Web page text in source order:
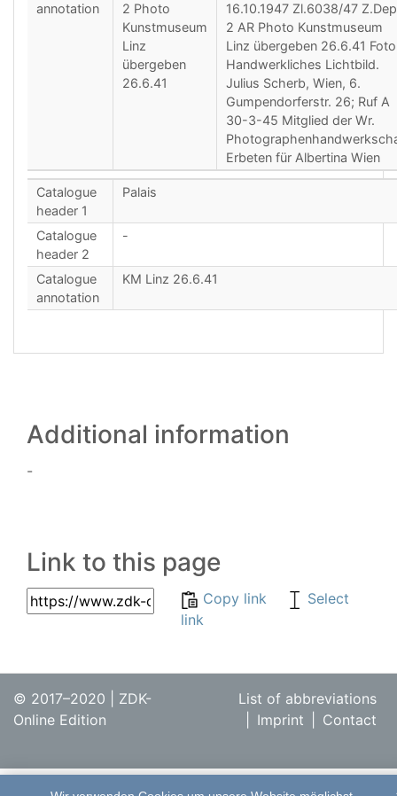
annotation
2 Photo
Kunstmuseum
Linz
übergeben
26.6.41
16.10.1947 Zl.6038/47
2 AR Photo Kunstmuseum
Linz übergeben 26.6.41
Handwerkliches Lichtbild.
Julius Scherb, Wien, 6.
Gumpendorferstr. 26; Ruf A
30-3-45 Mitglied der Wr.
Erbeten für Albertina Wien
Catalogue
header 1
Palais
Catalogue
header 2
-
Catalogue
annotation
KM Linz 26.6.41
Additional information
-
Link to this page
Copy link
Select
link
© 2017–2020 | ZDK-
Online Edition
List of abbreviations
Imprint Contact